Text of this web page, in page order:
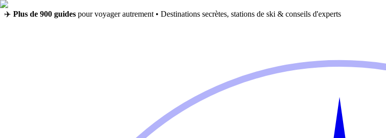
✈️ Plus de 900 guides pour voyager autrement • Destinations secrètes, stations de ski & conseils d'experts